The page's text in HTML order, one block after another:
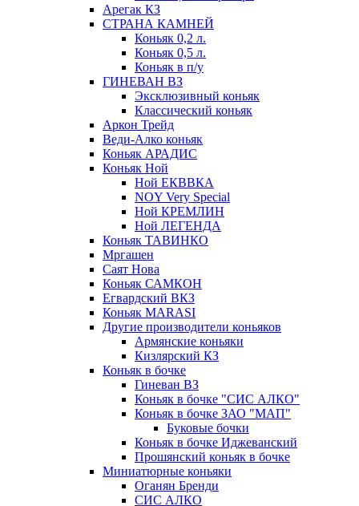
Арегак КЗ
СТРАНА КАМНЕЙ
Коньяк 0,2 л.
Коньяк 0,5 л.
Коньяк в п/у
ГИНЕВАН ВЗ
Эксклюзивный коньяк
Классический коньяк
Аркон Трейд
Веди-Алко коньяк
Коньяк АРАДИС
Коньяк Ной
Ной ЕКВВКА
NOY Very Special
Ной КРЕМЛИН
Ной ЛЕГЕНДА
Коньяк ТАВИНКО
Мргашен
Саят Нова
Коньяк САМКОН
Егвардский ВКЗ
Коньяк MARASI
Другие производители коньяков
Армянские коньяки
Кизлярский КЗ
Коньяк в бочке
Гиневан ВЗ
Коньяк в бочке "СИС АЛКО"
Коньяк в бочке ЗАО "МАП"
Буковые бочки
Коньяк в бочке Иджеванский
Прошянский коньяк в бочке
Миниатюрные коньяки
Оганян Бренди
СИС АЛКО